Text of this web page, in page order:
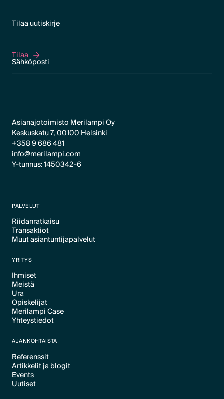
Tilaa uutiskirje
Tilaa
Tilaa
Asianajotoimisto Merilampi Oy
Keskuskatu 7, 00100 Helsinki
+358 9 686 481
info@merilampi.com
Y-tunnus: 1450342-6
PALVELUT
Riidanratkaisu
Text Link
Transaktiot
Text Link
Muut asiantuntijapalvelut
YRITYS
Ihmiset
Text Link
Meistä
Text Link
Ura
Text Link
Opiskelijat
Text Link
Merilampi Case
Text Link
Yhteystiedot
AJANKOHTAISTA
Referenssit
Text Link
Artikkelit ja blogit
Text Link
Events
Text Link
Uutiset